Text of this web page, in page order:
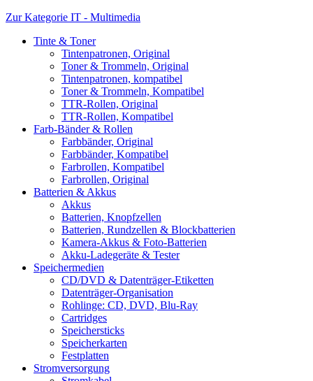
Zur Kategorie IT - Multimedia
Tinte & Toner
Tintenpatronen, Original
Toner & Trommeln, Original
Tintenpatronen, kompatibel
Toner & Trommeln, Kompatibel
TTR-Rollen, Original
TTR-Rollen, Kompatibel
Farb-Bänder & Rollen
Farbbänder, Original
Farbbänder, Kompatibel
Farbrollen, Kompatibel
Farbrollen, Original
Batterien & Akkus
Akkus
Batterien, Knopfzellen
Batterien, Rundzellen & Blockbatterien
Kamera-Akkus & Foto-Batterien
Akku-Ladegeräte & Tester
Speichermedien
CD/DVD & Datenträger-Etiketten
Datenträger-Organisation
Rohlinge: CD, DVD, Blu-Ray
Cartridges
Speichersticks
Speicherkarten
Festplatten
Stromversorgung